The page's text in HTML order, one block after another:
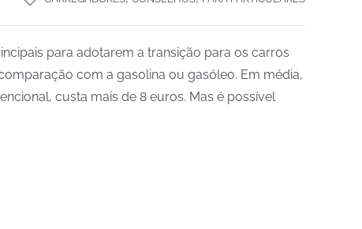
para adotarem a transição para os carros
com a gasolina ou gasóleo. Em média,
custa mais de 8 euros. Mas é possível